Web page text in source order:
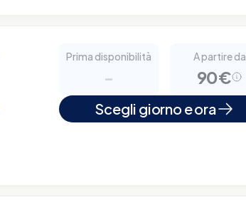
Prima disponibilità
-
A partire da
90€
Scegli giorno e ora